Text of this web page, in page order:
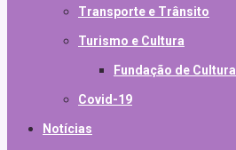
Transporte e Trânsito
Turismo e Cultura
Fundação de Cultura
Covid-19
Notícias